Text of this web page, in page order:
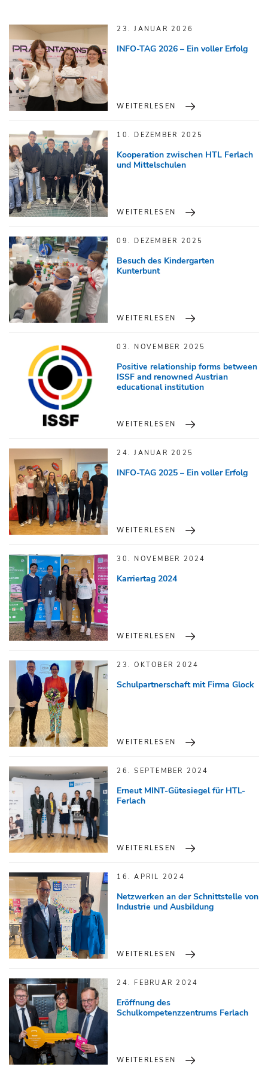
23. JANUAR 2026
INFO-TAG 2026 – Ein voller Erfolg
WEITERLESEN
10. DEZEMBER 2025
Kooperation zwischen HTL Ferlach
und Mittelschulen
WEITERLESEN
09. DEZEMBER 2025
Besuch des Kindergarten
Kunterbunt
WEITERLESEN
03. NOVEMBER 2025
Positive relationship forms between
ISSF and renowned Austrian
educational institution
WEITERLESEN
24. JANUAR 2025
INFO-TAG 2025 – Ein voller Erfolg
WEITERLESEN
30. NOVEMBER 2024
Karriertag 2024
WEITERLESEN
23. OKTOBER 2024
Schulpartnerschaft mit Firma Glock
WEITERLESEN
26. SEPTEMBER 2024
Erneut MINT-Gütesiegel für HTL-
Ferlach
WEITERLESEN
16. APRIL 2024
Netzwerken an der Schnittstelle von
Industrie und Ausbildung
WEITERLESEN
24. FEBRUAR 2024
Eröffnung des
Schulkompetenzzentrums Ferlach
WEITERLESEN